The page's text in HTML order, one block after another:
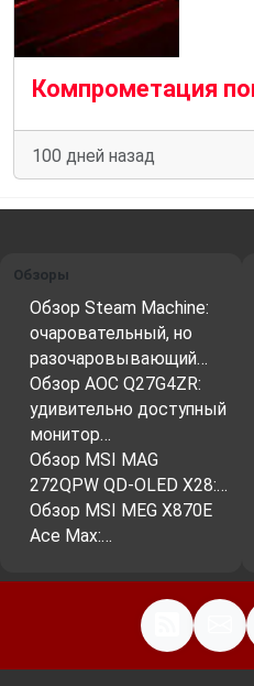
100 дней назад
Обзоры
Обзор Steam Machine:
очаровательный, но
разочаровывающий…
Обзор AOC Q27G4ZR:
удивительно доступный
монитор…
Обзор MSI MAG
272QPW QD-OLED X28:…
Обзор MSI MEG X870E
Ace Max:…